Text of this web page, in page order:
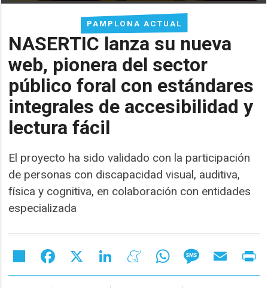
PAMPLONA ACTUAL
NASERTIC lanza su nueva
web, pionera del sector
público foral con estándares
integrales de accesibilidad y
lectura fácil
El proyecto ha sido validado con la participación
de personas con discapacidad visual, auditiva,
física y cognitiva, en colaboración con entidades
especializada
Share Facebook LinkedIn MeneameWhatsAppMessageEmail